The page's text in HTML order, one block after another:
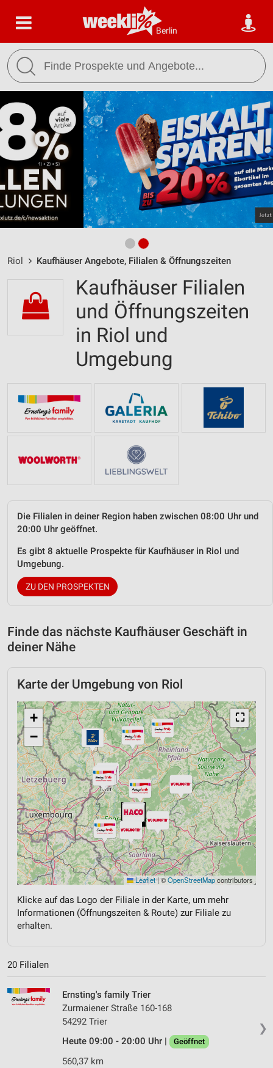
Berlin
Riol Kaufhäuser Angebote, Filialen & Öffnungszeiten
Kaufhäuser Filialen
und Öffnungszeiten
in Riol und
Umgebung
Die Filialen in deiner Region haben zwischen 08:00 Uhr und
20:00 Uhr geöffnet.
Es gibt 8 aktuelle Prospekte für Kaufhäuser in Riol und
Umgebung.
ZU DEN PROSPEKTEN
Finde das nächste Kaufhäuser Geschäft in
deiner Nähe
Karte der Umgebung von Riol
⛶
+
−
Leaflet|©OpenStreetMapcontributors
Klicke auf das Logo der Filiale in der Karte, um mehr
Informationen (Öffnungszeiten & Route) zur Filiale zu
erhalten.
20 Filialen
❯
Ernsting's family Trier
Zurmaiener Straße 160-168
54292 Trier
Heute 09:00 - 20:00 Uhr |
Geöffnet
560,37 km